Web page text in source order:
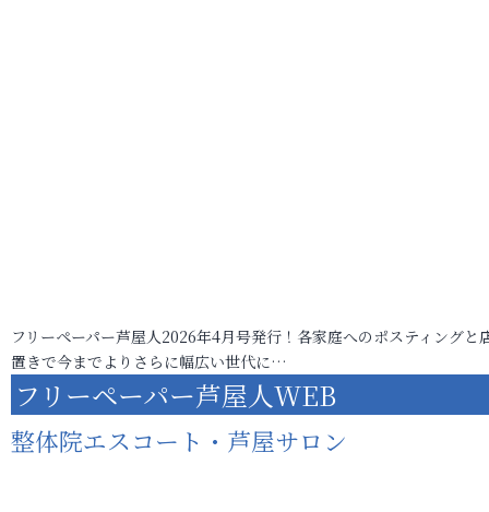
フリーペーパー芦屋人2026年4月号発行！各家庭へのポスティングと
置きで今までよりさらに幅広い世代に…
フリーペーパー芦屋人WEB
整体院エスコート・芦屋サロン